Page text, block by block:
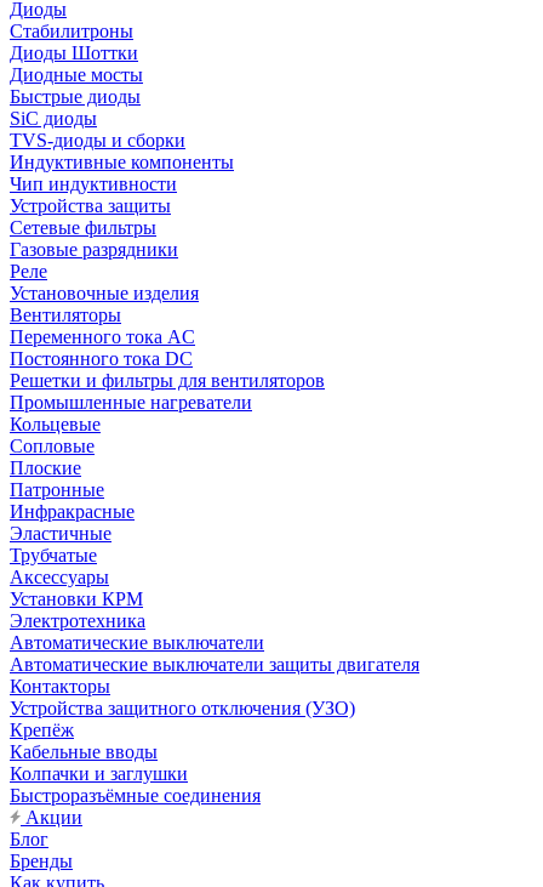
Диоды
Стабилитроны
Диоды Шоттки
Диодные мосты
Быстрые диоды
SiC диоды
TVS-диоды и сборки
Индуктивные компоненты
Чип индуктивности
Устройства защиты
Сетевые фильтры
Газовые разрядники
Реле
Установочные изделия
Вентиляторы
Переменного тока AC
Постоянного тока DC
Решетки и фильтры для вентиляторов
Промышленные нагреватели
Кольцевые
Сопловые
Плоские
Патронные
Инфракрасные
Эластичные
Трубчатые
Аксессуары
Установки КРМ
Электротехника
Автоматические выключатели
Автоматические выключатели защиты двигателя
Контакторы
Устройства защитного отключения (УЗО)
Крепёж
Кабельные вводы
Колпачки и заглушки
Быстроразъёмные соединения
Акции
Блог
Бренды
Как купить